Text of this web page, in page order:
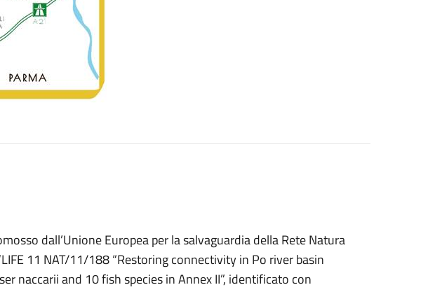
dall’Unione Europea per la salvaguardia della Rete Natura
11 NAT/11/188 “Restoring connectivity in Po river basin
naccarii and 10 fish species in Annex II”, identificato con